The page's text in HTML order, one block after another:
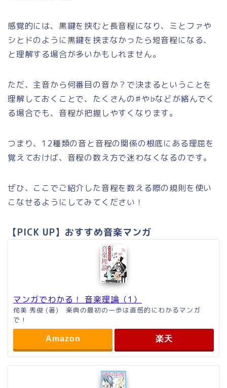
感覚的には、黒鍵を挟むと長音程になり、ミとファや
シとドのように黒鍵を挟まなかったら短音程になる、
と理解する場合が多いかもしれません。
ただ、主音から何番目の音か？で決まるということを
理解しておくことで、たくさんの♯や♭などが絡んでく
る場合でも、音程が把握しやすくなります。
つまり、12種類の音と音程の関係の根底にある理屈を
覚えておけば、音程の数え方で迷わなくなるのです。
ぜひ、ここでご紹介した音程を数える際の規則を使い
こなせるようにしてみてください！
【PICK UP】おすすめ音楽マンガ
マンガでわかる！ 音楽理論（1）
侘美 秀俊 (著) 楽典の最初の一歩は直感的にわかるマンガ
で！
Amazon 楽天